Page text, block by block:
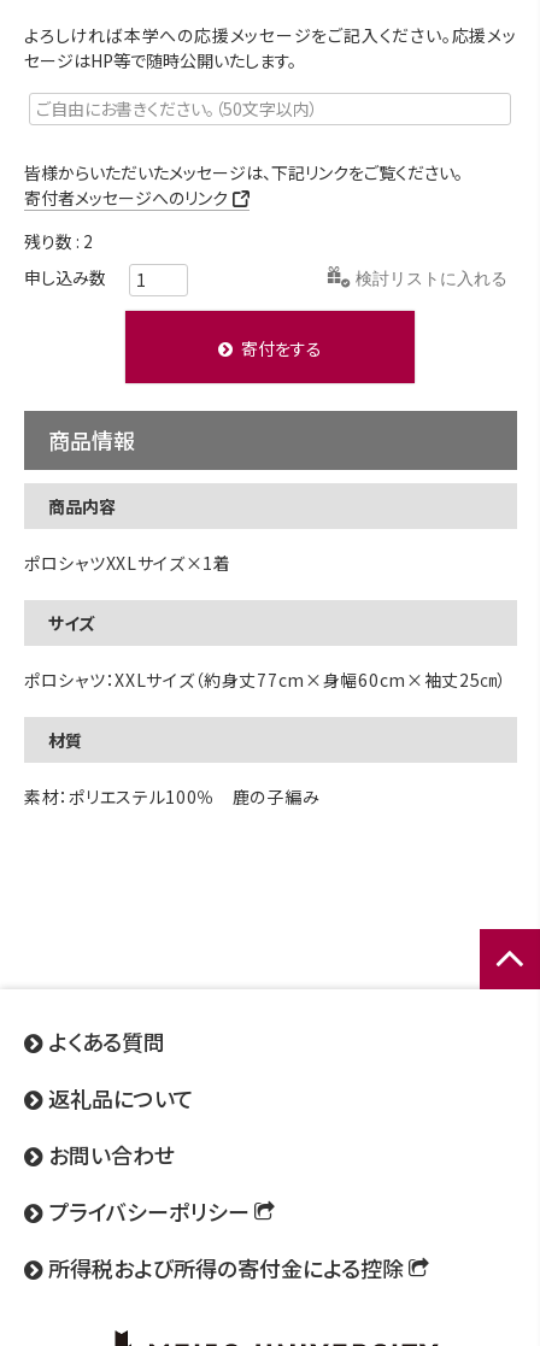
よろしければ本学への応援メッセージをご記入ください。応援メッ
セージはHP等で随時公開いたします。
皆様からいただいたメッセージは、下記リンクをご覧ください。
寄付者メッセージへのリンク
残り数 2
検討リストに入れる
寄付をする
商品情報
商品内容
ポロシャツXXLサイズ×1着
サイズ
ポロシャツ：XXLサイズ（約身丈77cm×身幅60cm×袖丈25㎝）
材質
素材：ポリエステル100％ 鹿の子編み
ページ
よくある質問
返礼品について
お問い合わせ
プライバシーポリシー
所得税および所得の寄付金による控除